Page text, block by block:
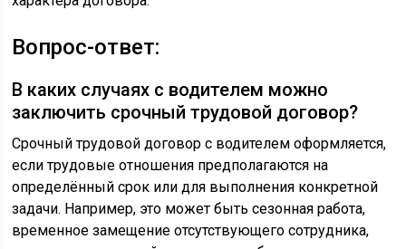
Вопрос-ответ:
В каких случаях с водителем можно
заключить срочный трудовой договор?
Срочный трудовой договор с водителем оформляется,
если трудовые отношения предполагаются на
определённый срок или для выполнения конкретной
задачи. Например, это может быть сезонная работа,
временное замещение отсутствующего сотрудника,